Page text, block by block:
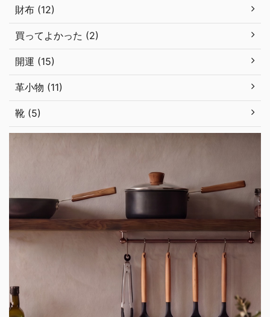
財布 (12)
買ってよかった (2)
開運 (15)
革小物 (11)
靴 (5)